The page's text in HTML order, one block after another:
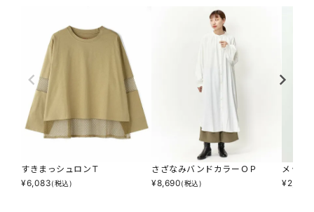
すきまっシュロンＴ
¥6,083(税込)
さざなみバンドカラーＯＰ
¥8,690(税込)
メッチ
¥2,607